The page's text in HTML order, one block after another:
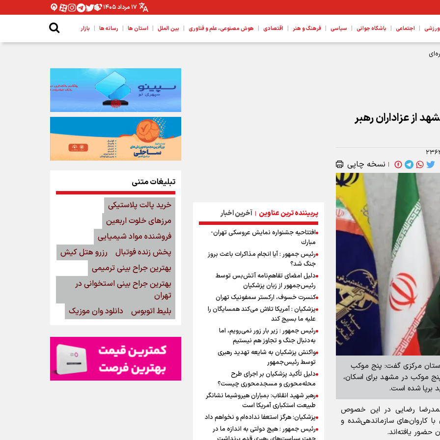
۱۷ مرداد ۱۴۰۵
ورزشی | اجتماعی | باشگاه جوانی | سیاسی | فرهنگ و هنر | اقتصادی | هوش مصنوعی، علم و فناوری | بین الملل | استان ها | رسانه ها | بازار
قم و مشهد از عزاداران رهبر
| نسخه چاپی
استان مرکزی گفت: پنج موکب
موکب در مشهد برای اسکان،
برپا شده است.
رضایی در این خصوص
مرکزی با کاروان‌های سازماندهی‌شده و
یافته‌اند.
پربیننده ترین عناوین | آخرین اخبار
افتتاحیه جشنواره نمايش عروسكى تهران-
مبارك
رئیس جمهور : آیا انجام مذاکرات باعث بروز
جنگ شد؟
دلیل امضای تفاهم‌نامه آتش‌بس توسط
رئیس‌جمهور از زبان پزشکیان
کنسرت خسوف، ارکستر سمفونیک تهران
پزشکیان : آمریکا تلاش می‌کند همسایگان را
علیه ما بسیج کند
رئیس جمهور : زیر بار زور نمی‌رویم، اما
به‌دنبال جنگ و تجاوز هم نیستیم
واکنش پزشکیان به شایعه تهدید رهبری
توسط رئیس‌جمهور
دلیل تأکید پزشکیان بر اجرای طرح
محله‌محوری و مسجدمحوری چیست؟
رهبر شهید انقلاب: بمباران هیروشیما نشانگر
طبیعت استکباری آمریکا است
پزشکیان: هرگز استعفا نداده‌ام و نخواهم داد
رئیس جمهور : هیچ دولتی به اندازه ما در
تبلیغات متنی
خرید پالت پلاستیکی
مرزهای خلوت اربعین
فروشنده مواد شیمیایی
پخش زنده فوتبال
رزرو هتل کیش
بهترین جراح بینی ترمیمی
بهترین جراح بینی استخوانی در
تهران
بلیط اتوبوس
دانلود وان موزیک